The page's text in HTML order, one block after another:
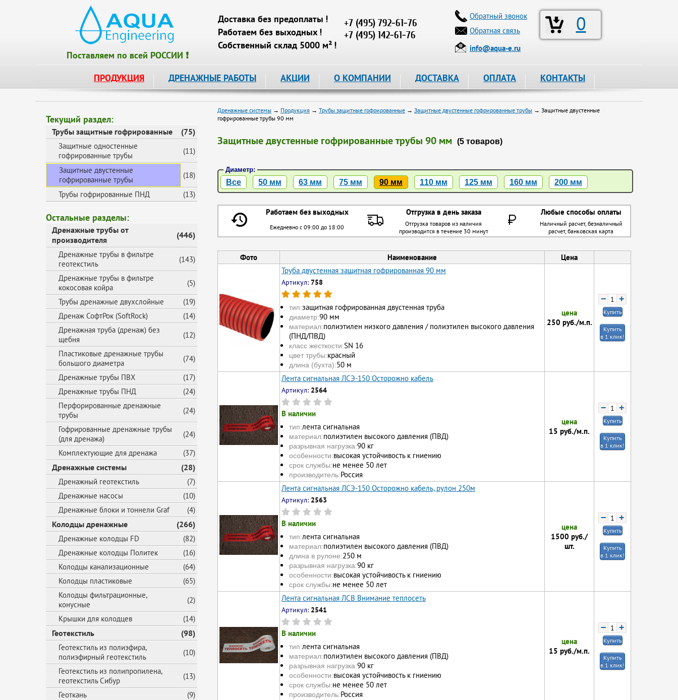
Поставляем по всей РОССИИ ❗
Доставка без предоплаты !
Работаем без выходных !
Собственный склад 5000 м² !
+7 (495) 792-61-76
+7 (495) 142-61-76
0
Обратный звонок
Обратная связь
info@aqua-e.ru
ПРОДУКЦИЯ ДРЕНАЖНЫЕ РАБОТЫ АКЦИИ О КОМПАНИИ ДОСТАВКА ОПЛАТА КОНТАКТЫ
Текущий раздел:
Трубы защитные гофрированные (75)
Защитные одностенные
гофрированные трубы
(11)
Защитные двустенные
гофрированные трубы
(18)
Трубы гофрированные ПНД
(13)
Остальные разделы:
Дренажные трубы от
производителя
(446)
Дренажные трубы в фильтре
геотекстиль
(143)
Дренажные трубы в фильтре
кокосовая койра
(5)
Трубы дренажные двухслойные
(19)
Дренаж СофтРок (SoftRock)
(14)
Дренажная труба (дренаж) без
щебня
(12)
Пластиковые дренажные трубы
большого диаметра
(74)
Дренажные трубы ПВХ
(17)
Дренажные трубы ПНД
(24)
Перфорированные дренажные
трубы
(24)
Гофрированные дренажные трубы
(для дренажа)
(24)
Комплектующие для дренажа
(37)
Дренажные системы (28)
Дренажный геотекстиль
(7)
Дренажные насосы
(10)
Дренажные блоки и тоннели Graf
(4)
Колодцы дренажные (266)
Дренажные колодцы FD
(82)
Дренажные колодцы Политек
(16)
Колодцы канализационные
(64)
Колодцы пластиковые
(65)
Колодцы фильтрационные,
конусные
(2)
Крышки для колодцев
(14)
Геотекстиль (98)
Геотекстиль из полиэфира,
полиэфирный геотекстиль
(10)
Геотекстиль из полипропилена,
геотекстиль Сибур
(13)
Геоткань
(9)
Дренажные системы → Продукция → Трубы защитные гофрированные → Защитные двустенные гофрированные трубы → Защитные двустенные
гофрированные трубы 90 мм
Защитные двустенные гофрированные трубы 90 мм (5 товаров)
Диаметр:
Все 50 мм 63 мм 75 мм 90 мм 110 мм 125 мм 160 мм 200 мм
Работаем без выходных Отгрузка в день заказа Любые способы оплаты
Ежедневно с 09:00 до 18:00
Отгрузка товаров из наличия
производится в течение 30 минут
Наличный расчет, безналичный
расчет, банковская карта
Фото Наименование
Цена
Труба двустенная защитная гофрированная 90 мм
Артикул: 758
тип:защитная гофрированная двустенная труба
диаметр:90 мм
материал:полиэтилен низкого давления / полиэтилен высокого давления
(ПНД/ПВД)
класс жесткости:SN 16
цвет трубы:красный
длина (бухта):50 м
цена
250 руб./м.п.
− +
Купить
Купить
в 1 клик!
Лента сигнальная ЛСЭ-150 Осторожно кабель
Артикул: 2564
В наличии
тип:лента сигнальная
материал:полиэтилен высокого давления (ПВД)
разрывная нагрузка:90 кг
особенности:высокая устойчивость к гниению
срок службы:не менее 50 лет
производитель:Россия
цена
15 руб./м.п.
− +
Купить
Купить
в 1 клик!
Лента сигнальная ЛСЭ-150 Осторожно кабель, рулон 250м
Артикул: 2563
В наличии
тип:лента сигнальная
материал:полиэтилен высокого давления (ПВД)
длина в рулоне:250 м
разрывная нагрузка:90 кг
особенности:высокая устойчивость к гниению
срок службы:не менее 50 лет
цена
1500 руб./
шт.
− +
Купить
Купить
в 1 клик!
Лента сигнальная ЛСВ Внимание теплосеть
Артикул: 2541
В наличии
тип:лента сигнальная
материал:полиэтилен высокого давления (ПВД)
разрывная нагрузка:90 кг
особенности:высокая устойчивость к гниению
срок службы:не менее 50 лет
производитель:Россия
цена
15 руб./м.п.
− +
Купить
Купить
в 1 клик!